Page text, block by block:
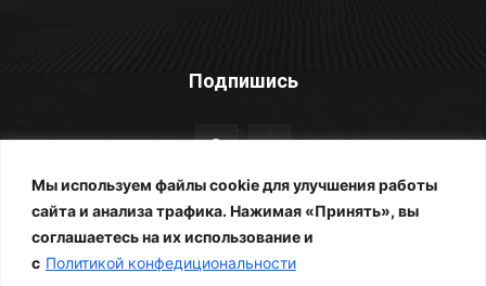
Мы используем файлы cookie для улучшения работы
сайта и анализа трафика. Нажимая «Принять», вы
соглашаетесь на их использование и
с Политикой конфедициональности
Подпишись
© Новости Саратова 2014-2025